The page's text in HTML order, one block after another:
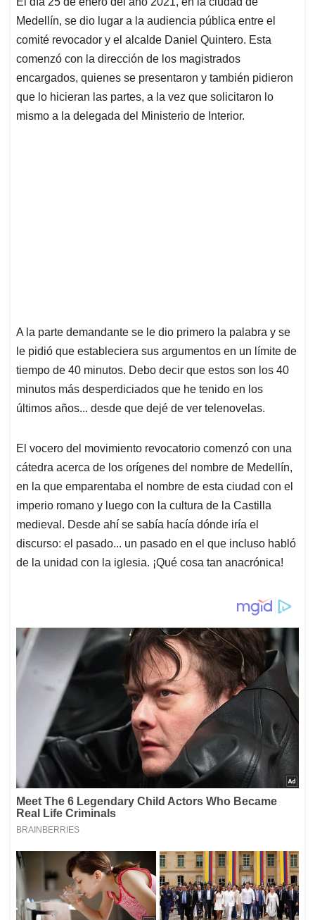
s
A
p
p
b
o
o
k
e
d
I
n
l
a
d
s
Medellín, se dio lugar a la audiencia pública entre el
comité revocador y el alcalde Daniel Quintero. Esta
comenzó con la dirección de los magistrados
encargados, quienes se presentaron y también pidieron
que lo hicieran las partes, a la vez que solicitaron lo
mismo a la delegada del Ministerio de Interior.
A la parte demandante se le dio primero la palabra y se
le pidió que estableciera sus argumentos en un límite de
tiempo de 40 minutos. Debo decir que estos son los 40
minutos más desperdiciados que he tenido en los
últimos años... desde que dejé de ver telenovelas.
El vocero del movimiento revocatorio comenzó con una
cátedra acerca de los orígenes del nombre de Medellín,
en la que emparentaba el nombre de esta ciudad con el
imperio romano y luego con la cultura de la Castilla
medieval. Desde ahí se sabía hacía dónde iría el
discurso: el pasado... un pasado en el que incluso habló
de la unidad con la iglesia. ¡Qué cosa tan anacrónica!